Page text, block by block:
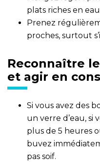
plats riches en eau
Prenez
proches, surtout
Reconnaître
et agir en
Si vous avez des
un verre d’eau, si
plus de 5 heures
buvez
pas soif.